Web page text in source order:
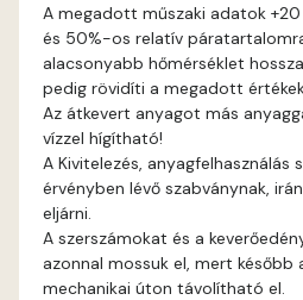
A megadott műszaki adatok
és 50%-os relatív
alacsonyabb hőmérséklet
pedig rövidíti a megadott
Az átkevert anyagot más
vízzel hígítható!
A Kivitelezés, anyagfelhasználás
érvényben lévő szabványnak,
eljárni.
A szerszámokat és a
azonnal mossuk el, mert később
mechanikai úton távolítható el.